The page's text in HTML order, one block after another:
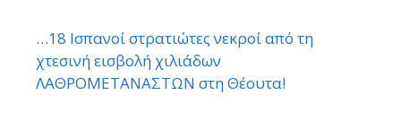
…18 Ισπανοί στρατιώτες νεκροί από τη
χτεσινή εισβολή χιλιάδων
ΛΑΘΡΟΜΕΤΑΝΑΣΤΩΝ στη Θέουτα!